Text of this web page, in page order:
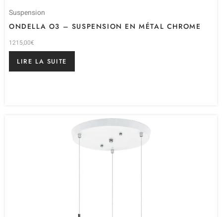
Suspension
ONDELLA O3 – SUSPENSION EN MÉTAL CHROME
1215,00€
LIRE LA SUITE